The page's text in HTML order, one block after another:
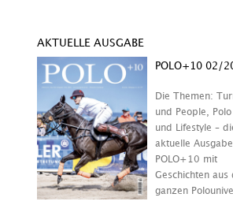
AKTUELLE AUSGABE
POLO+10 02/
Die Themen:
und People, Polo
und Lifestyle –
aktuelle
POLO+10 mit
Geschichten aus
ganzen